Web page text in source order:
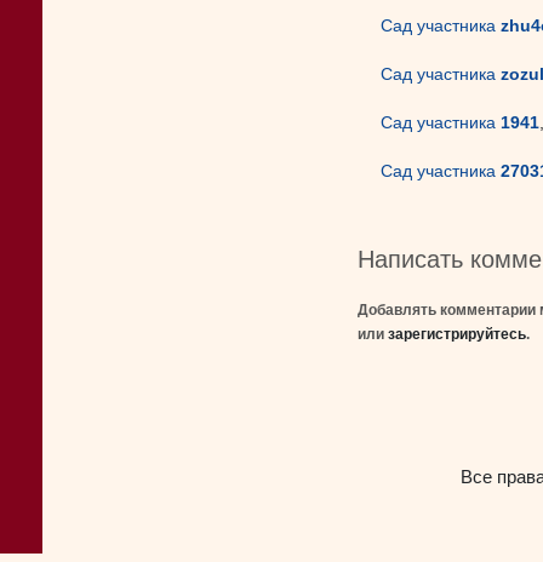
Сад участника
Сад участника
Сад участника 1941
Сад участника
Написать
Добавлять комментарии
или зарегистрируйтесь.
Все